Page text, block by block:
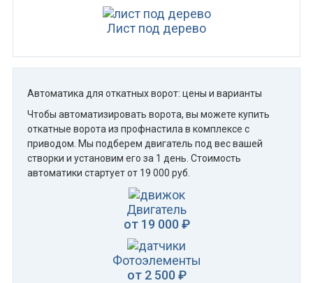
Лист под дерево
Автоматика для откатных ворот: цены и варианты
Чтобы автоматизировать ворота, вы можете купить
откатные ворота из профнастила в комплексе с
приводом. Мы подберем двигатель под вес вашей
створки и установим его за 1 день. Стоимость
автоматики стартует от 19 000 руб.
Двигатель
от 19 000 ₽
Фотоэлементы
от 2 500 ₽